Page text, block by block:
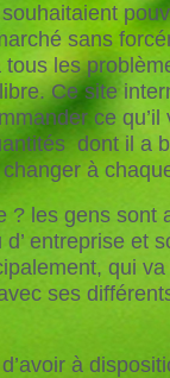
sans
tous les
Ce site
ce qu’il
dont il a
à
? les gens sont
entreprise et
qui va
ses
à